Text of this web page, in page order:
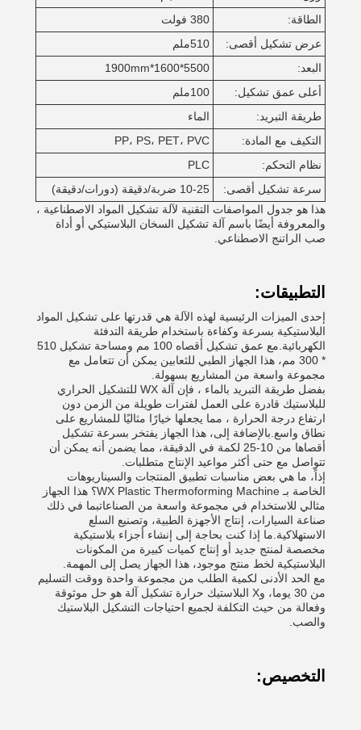
الطاقة:
380 فولت
عرض تشكيل أقصى:
510ملم
البعد:
5500*1600*1900mm
أعلى عمق تشكيل:
100ملم
طريقة التبريد:
الماء
التكيف مع المادة:
PP، PS، PET، PVC
نظام التحكم:
PLC
سرعة تشكيل أقصى:
10-25 ضربة/دقيقة (دورات/دقيقة)
هذا هو جدول المواصفات التقنية لآلة تشكيل المواد الاصطناعية ،
والمعروفة أيضًا باسم آلة تشكيل السخان البلاستيكي أو أداة
صب الراتنج الاصطناعي.
التطبيقات:
إحدى الميزات الرئيسية لهذه الآلة هي قدرتها على تشكيل المواد
البلاستيكية بسرعة وكفاءة باستخدام طريقة التدفئة
الكهربائية.مع عمق تشكيل أقصاه 100 مم ومساحة تشكيل 510
* 300 مم، هذا الجهاز الطبي للثعابين يمكن أن تتعامل مع
مجموعة واسعة من المشاريع بسهولة.
بفضل طريقة التبريد بالماء ، فإن آلة WX للتشكيل الحراري
للبلاستيك قادرة على العمل لفترات طويلة من الزمن دون
ارتفاع درجة الحرارة ، مما يجعلها خيارًا مثاليًا للمشاريع على
نطاق واسع.بالإضافة إلى، هذا الجهاز يفتخر بسرعة تشكيل
أقصاها من 10-25 لكمة في الدقيقة، مما يضمن أنه يمكن أن
تتواصل مع حتى أكثر مواعيد الإنتاج متطلبات.
إذاً، ما هي بعض مناسبات تطبيق المنتجات والسيناريوهات
الخاصة بـ WX Plastic Thermoforming Machine؟ هذا الجهاز
مثالي للاستخدام في مجموعة واسعة من الصناعاتبما في ذلك
صناعة السيارات، إنتاج الأجهزة الطبية، وتصنيع السلع
الاستهلاكية.ما إذا كنت بحاجة إلى إنشاء أجزاء بلاستيكية
مخصصة لمنتج جديد أو إنتاج كميات كبيرة من المكونات
البلاستيكية لخط منتج موجود، هذا الجهاز يصل إلى المهمة.
مع الحد الأدنى لكمية الطلب من مجموعة واحدة ووقت التسليم
من 30 يوما، وX البلاستيك حرارة تشكيل آلة هو حل موثوقة
وفعالة من حيث التكلفة لجميع احتياجات التشكيل البلاستيك
والصب.
التخصيص: